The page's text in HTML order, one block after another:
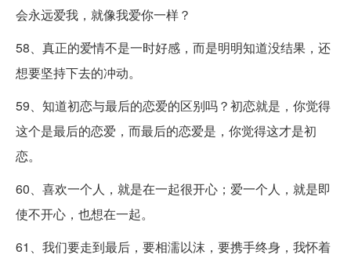
会永远爱我，就像我爱你一样？
58、真正的爱情不是一时好感，而是明明知道没结果，还
想要坚持下去的冲动。
59、知道初恋与最后的恋爱的区别吗？初恋就是，你觉得
这个是最后的恋爱，而最后的恋爱是，你觉得这才是初
恋。
60、喜欢一个人，就是在一起很开心；爱一个人，就是即
使不开心，也想在一起。
61、我们要走到最后，要相濡以沫，要携手终身，我怀着